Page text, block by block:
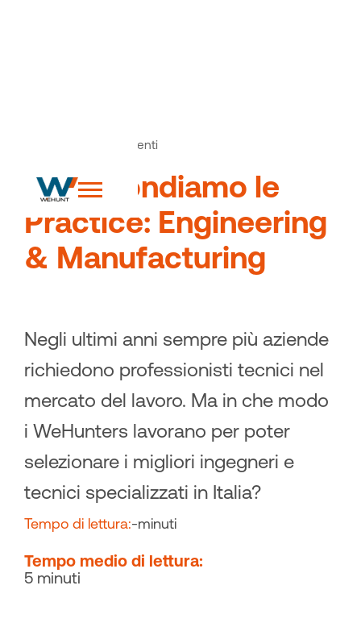
Articoli ed eventi
Approfondiamo le
Practice: Engineering
& Manufacturing
Negli ultimi anni sempre più aziende
richiedono professionisti tecnici nel
mercato del lavoro. Ma in che modo
i WeHunters lavorano per poter
selezionare i migliori ingegneri e
tecnici specializzati in Italia?
Tempo di lettura:-minuti
Tempo medio di lettura:
5 minuti